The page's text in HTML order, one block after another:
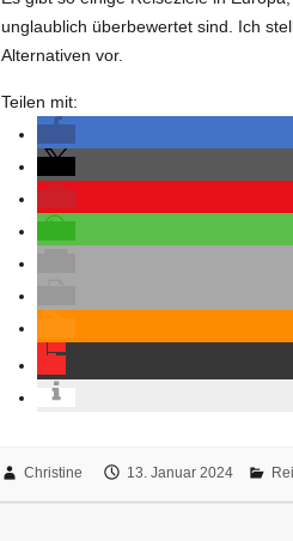
unglaublich überbewertet sind. Ich
Alternativen vor.
Teilen mit:
Christine 13. Januar 2024